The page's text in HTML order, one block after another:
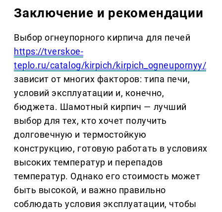
Заключение и рекомендации
Выбор огнеупорного кирпича для печей
https://tverskoe-
teplo.ru/catalog/kirpich/kirpich_ogneupornyy/
зависит от многих факторов: типа печи,
условий эксплуатации и, конечно,
бюджета. Шамотный кирпич — лучший
выбор для тех, кто хочет получить
долговечную и термостойкую
конструкцию, готовую работать в условиях
высоких температур и перепадов
температур. Однако его стоимость может
быть высокой, и важно правильно
соблюдать условия эксплуатации, чтобы